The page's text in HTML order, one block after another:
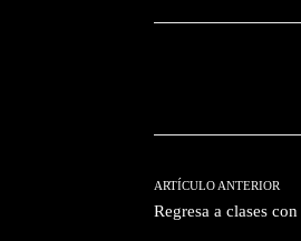
ARTÍCULO ANTERIOR
Regresa a clases